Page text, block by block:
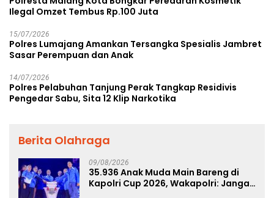
Ilegal Omzet Tembus Rp.100 Juta
15/07/2026
Polres Lumajang Amankan Tersangka Spesialis Jambret
Sasar Perempuan dan Anak
14/07/2026
Polres Pelabuhan Tanjung Perak Tangkap Residivis
Pengedar Sabu, Sita 12 Klip Narkotika
Berita Olahraga
09/08/2026
35.936 Anak Muda Main Bareng di
Kapolri Cup 2026, Wakapolri: Jangan